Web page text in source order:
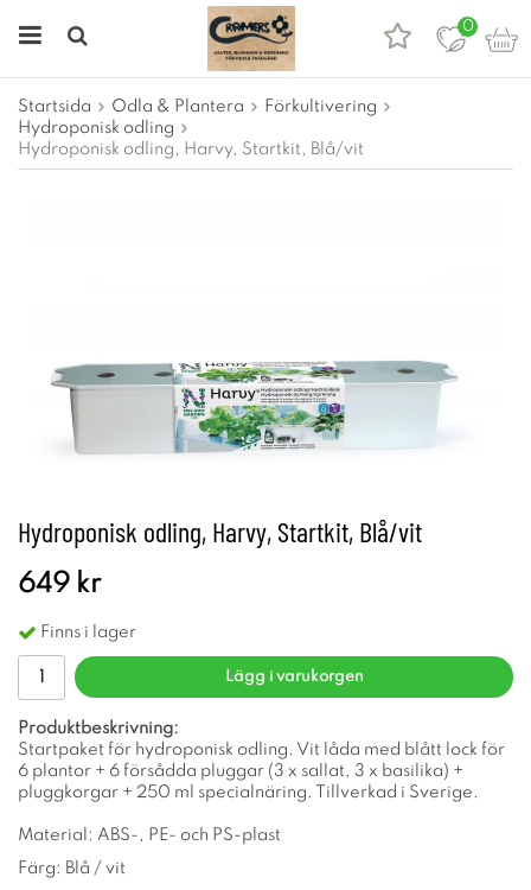
0
Startsida Odla & Plantera
Förkultivering
Hydroponisk odling
Hydroponisk odling, Harvy, Startkit, Blå/vit
Hydroponisk odling, Harvy, Startkit, Blå/vit
649 kr
Finns i lager
Lägg i varukorgen
Produktbeskrivning:
Startpaket för hydroponisk odling. Vit låda med blått lock för
6 plantor + 6 försådda pluggar (3 x sallat, 3 x basilika) +
pluggkorgar + 250 ml specialnäring. Tillverkad i Sverige.
Material: ABS-, PE- och PS-plast
Färg: Blå / vit